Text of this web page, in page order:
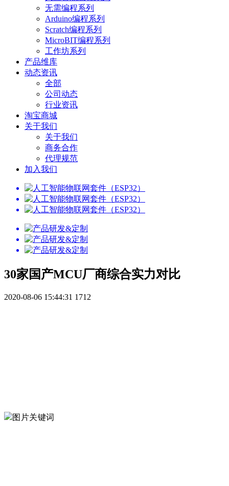
无需编程系列
Arduino编程系列
Scratch编程系列
MicroBIT编程系列
工作坊系列
产品维库
动态资讯
全部
公司动态
行业资讯
淘宝商城
关于我们
关于我们
商务合作
代理规范
加入我们
30家国产MCU厂商综合实力对比
2020-08-06 15:44:31 1712